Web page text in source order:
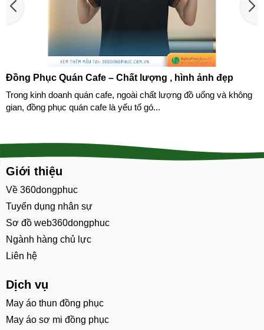
Đồng Phục Quán Cafe – Chất lượng , hình ảnh đẹp
Trong kinh doanh quán cafe, ngoài chất lượng đồ uống và không
gian, đồng phục quán cafe là yếu tố gó...
Giới thiệu
Về 360dongphuc
Tuyển dụng nhân sự
Sơ đồ web360dongphuc
Ngành hàng chủ lực
Liên hệ
Dịch vụ
May áo thun đồng phục
May áo sơ mi đồng phục